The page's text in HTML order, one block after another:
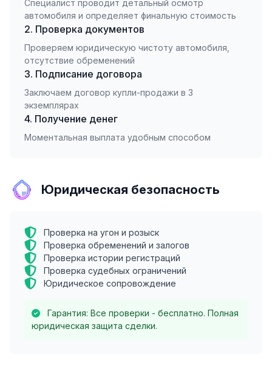
Специалист проводит детальный осмотр
автомобиля и определяет финальную стоимость
2. Проверка документов
Проверяем юридическую чистоту автомобиля,
отсутствие обременений
3. Подписание договора
Заключаем договор купли-продажи в 3
экземплярах
4. Получение денег
Моментальная выплата удобным способом
Юридическая безопасность
Проверка на угон и розыск
Проверка обременений и залогов
Проверка истории регистраций
Проверка судебных ограничений
Юридическое сопровождение
Гарантия: Все проверки - бесплатно. Полная
юридическая защита сделки.